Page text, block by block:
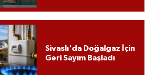
Sivaslı'da Doğalgaz İçin
Geri Sayım Başladı